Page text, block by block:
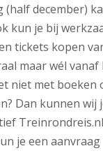
(half december)
kun je bij
tickets kopen
maar wél vanaf
niet met boeken
Dan kunnen wij
je een aanvraag